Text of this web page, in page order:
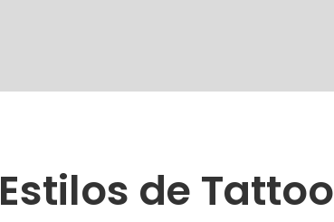
Estilos de Tattoo